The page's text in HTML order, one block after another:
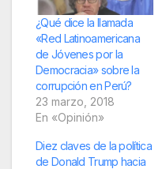
¿Qué dice la llamada
«Red Latinoamericana
de Jóvenes por la
Democracia» sobre la
corrupción en Perú?
23 marzo, 2018
En «Opinión»
Diez claves de la política
de Donald Trump hacia